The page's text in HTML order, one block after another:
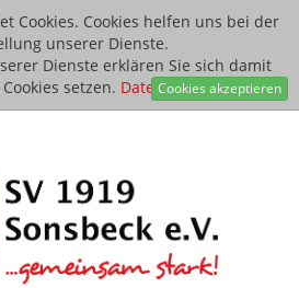
Cookies. Cookies helfen uns bei der
unserer Dienste.
Dienste erklären Sie sich damit
setzen. Datenschutzerklärung
Cookies akzeptieren